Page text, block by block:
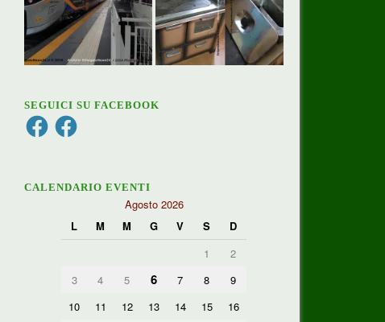
SEGUICI SU FACEBOOK
FacebookFacebook
CALENDARIO EVENTI
Agosto 2026
L
M M G V S
D
1
2
3
4 5 6 7 8
9
10
11 12 13 14 15
16